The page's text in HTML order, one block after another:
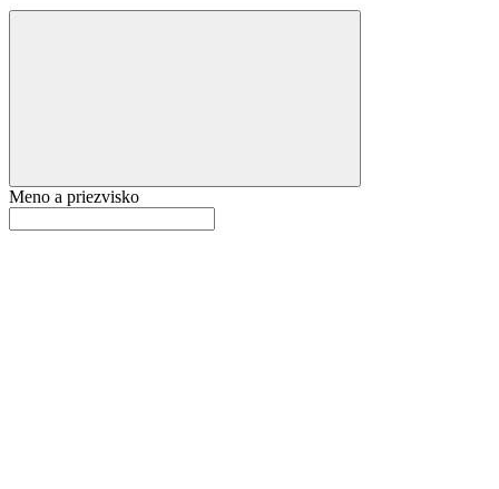
Meno a priezvisko